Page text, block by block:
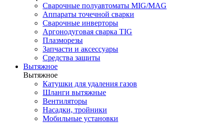
Сварочные полуавтоматы MIG/MAG
Аппараты точечной сварки
Сварочные инверторы
Аргонодуговая сварка TIG
Плазморезы
Запчасти и аксессуары
Средства защиты
Вытяжное
Вытяжное
Катушки для удаления газов
Шланги вытяжные
Вентиляторы
Насадки, тройники
Мобильные установки